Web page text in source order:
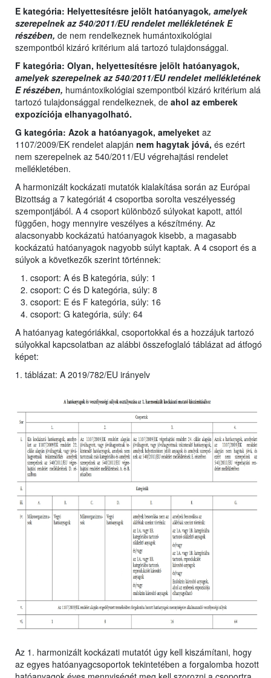
E kategória: Helyettesítésre jelölt hatóanyagok, amelyek
szerepelnek az 540/2011/EU rendelet mellékletének E
részében, de nem rendelkeznek humántoxikológiai
szempontból kizáró kritérium alá tartozó tulajdonsággal.
F kategória: Olyan, helyettesítésre jelölt hatóanyagok,
amelyek szerepelnek az 540/2011/EU rendelet mellékletének
E részében, humántoxikológiai szempontból kizáró kritérium alá
tartozó tulajdonsággal rendelkeznek, de ahol az emberek
expozíciója elhanyagolható.
G kategória: Azok a hatóanyagok, amelyeket az
1107/2009/EK rendelet alapján nem hagytak jóvá, és ezért
nem szerepelnek az 540/2011/EU végrehajtási rendelet
mellékletében.
A harmonizált kockázati mutatók kialakítása során az Európai
Bizottság a 7 kategóriát 4 csoportba sorolta veszélyesség
szempontjából. A 4 csoport különböző súlyokat kapott, attól
függően, hogy mennyire veszélyes a készítmény. Az
alacsonyabb kockázatú hatóanyagok kisebb, a magasabb
kockázatú hatóanyagok nagyobb súlyt kaptak. A 4 csoport és a
súlyok a következők szerint történnek:
csoport: A és B kategória, súly: 1
csoport: C és D kategória, súly: 8
csoport: E és F kategória, súly: 16
csoport: G kategória, súly: 64
A hatóanyag kategóriákkal, csoportokkal és a hozzájuk tartozó
súlyokkal kapcsolatban az alábbi összefoglaló táblázat ad átfogó
képet:
1. táblázat: A 2019/782/EU irányelv
Az 1. harmonizált kockázati mutatót úgy kell kiszámítani, hogy
az egyes hatóanyagcsoportok tekintetében a forgalomba hozott